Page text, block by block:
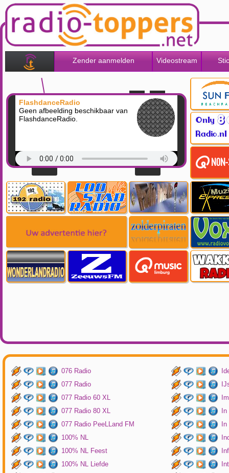
Zender aanmelden Videostream
FlashdanceRadio
Geen afbeelding beschikbaar van
FlashdanceRadio.
076 Radio
077 Radio
077 Radio 60 XL
077 Radio 80 XL
077 Radio PeeLLand FM
100% NL
100% NL Feest
100% NL Liefde